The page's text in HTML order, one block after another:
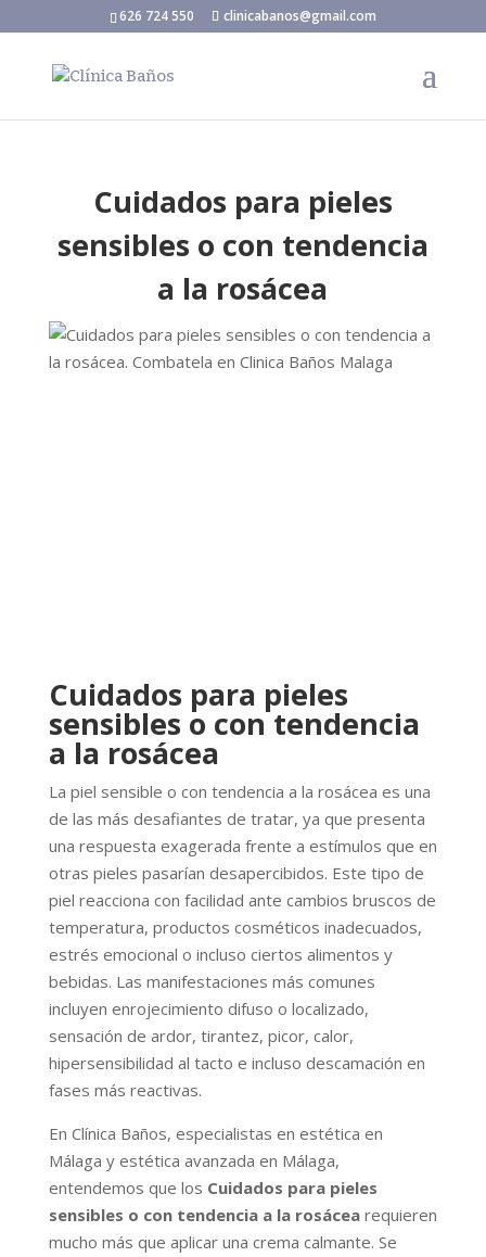
626 724 550 clinicabanos@gmail.com
Cuidados para pieles
sensibles o con tendencia
a la rosácea
Cuidados para pieles
sensibles o con tendencia
a la rosácea
La piel sensible o con tendencia a la rosácea es una
de las más desafiantes de tratar, ya que presenta
una respuesta exagerada frente a estímulos que en
otras pieles pasarían desapercibidos. Este tipo de
piel reacciona con facilidad ante cambios bruscos de
temperatura, productos cosméticos inadecuados,
estrés emocional o incluso ciertos alimentos y
bebidas. Las manifestaciones más comunes
incluyen enrojecimiento difuso o localizado,
sensación de ardor, tirantez, picor, calor,
hipersensibilidad al tacto e incluso descamación en
fases más reactivas.
En Clínica Baños, especialistas en estética en
Málaga y estética avanzada en Málaga,
entendemos que los Cuidados para pieles
sensibles o con tendencia a la rosácearequieren
mucho más que aplicar una crema calmante. Se